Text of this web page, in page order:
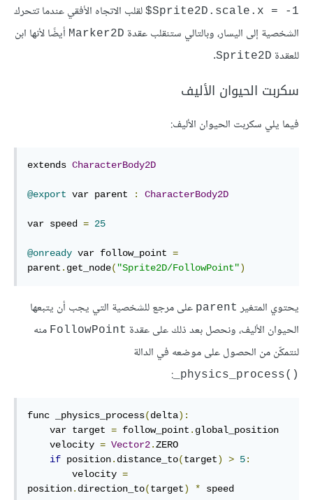
‎$Sprite2D.scale.x = -1 لقلب الاتجاه الأفقي عندما تتحرك
الشخصية إلى اليسار، وبالتالي ستنقلب عقدة Marker2D أيضًا لأنها ابن
للعقدة Sprite2D
.
سكربت الحيوان الأليف
فيما يلي سكربت الحيوان الأليف:
extends CharacterBody2D
@export var parent : CharacterBody2D
var speed = 25
@onready var follow_point =
parent . get_node( "Sprite2D/FollowPoint")
يحتوي المتغير parent على مرجع للشخصية التي يجب أن يتبعها
الحيوان الأليف، ونحصل بعد ذلك على عقدة FollowPoint منه
لنتمكّن من الحصول على موضعه في الدالة
‎_physics_process()‎
:
func _physics_process(delta):
    var target
= follow_point . global_position
    velocity
= Vector2.ZERO
if position. distance_to(target) > 5:
        velocity
=
position. direction_to(target) * speed